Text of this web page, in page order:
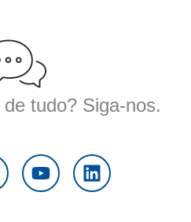
tudo? Siga-nos.
o
u
t
i
n
k